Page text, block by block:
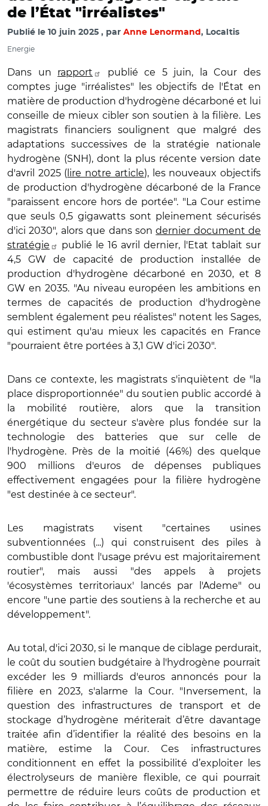
de l’État "irréalistes"
Publié le 10 juin 2025 par Anne Lenormand , Localtis
Energie
Dans un rapport
publié ce 5 juin, la Cour des
comptes juge "irréalistes" les objectifs de l'État en
matière de production d'hydrogène décarboné et lui
conseille de mieux cibler son soutien à la filière. Les
magistrats financiers soulignent que malgré des
adaptations successives de la stratégie nationale
hydrogène (SNH), dont la plus récente version date
d'avril 2025 ( lire notre article), les nouveaux objectifs
de production d'hydrogène décarboné de la France
"paraissent encore hors de portée". "La Cour estime
que seuls 0,5 gigawatts sont pleinement sécurisés
d'ici 2030", alors que dans sondernier document de
stratégie
publié le 16 avril dernier, l'Etat tablait sur
4,5 GW de capacité de production installée de
production d'hydrogène décarboné en 2030, et 8
GW en 2035. "Au niveau européen les ambitions en
termes de capacités de production d'hydrogène
semblent également peu réalistes" notent les Sages,
qui estiment qu'au mieux les capacités en France
"pourraient être portées à 3,1 GW d'ici 2030".
Dans ce contexte, les magistrats s'inquiètent de "la
place disproportionnée" du soutien public accordé à
la mobilité routière, alors que la transition
énergétique du secteur s'avère plus fondée sur la
technologie des batteries que sur celle de
l'hydrogène. Près de la moitié (46%) des quelque
900
millions
d'euros de dépenses publiques
effectivement engagées pour la filière hydrogène
"est destinée à ce secteur".
Les magistrats visent "certaines usines
subventionnées (...) qui construisent des piles à
combustible dont l'usage prévu est majoritairement
routier", mais aussi "des appels à projets
'écosystèmes territoriaux' lancés par l'Ademe" ou
encore "une partie des soutiens à la recherche et au
développement".
Au total, d'ici 2030, si le manque de ciblage perdurait,
le coût du soutien budgétaire à l'hydrogène pourrait
excéder les 9 milliards d'euros annoncés pour la
filière en 2023, s'alarme la Cour. "Inversement, la
question des infrastructures de transport et de
stockage d’hydrogène mériterait d’être davantage
traitée afin d’identifier la réalité des besoins en la
matière, estime la Cour. Ces infrastructures
conditionnent en effet la possibilité d’exploiter les
électrolyseurs de manière flexible, ce qui pourrait
permettre de réduire leurs coûts de production et